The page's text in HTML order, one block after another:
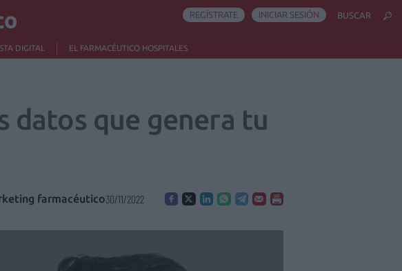
DIGITAL EL FARMACÉUTICO HOSPITALES
REGÍSTRATE INICIAR SESIÓN BUSCAR
datos que genera tu
farmacéutico30/11/2022